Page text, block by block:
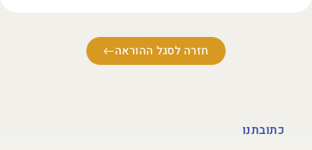
חזרה לסגל ההוראה
כתובתנו